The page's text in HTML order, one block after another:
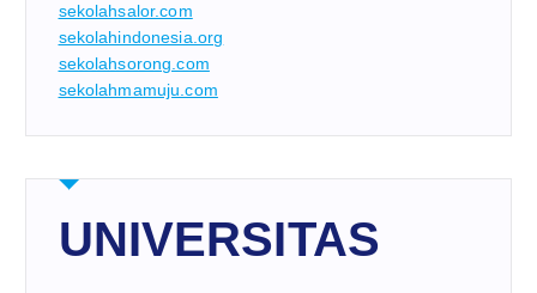
sekolahsalor.com
sekolahindonesia.org
sekolahsorong.com
sekolahmamuju.com
UNIVERSITAS